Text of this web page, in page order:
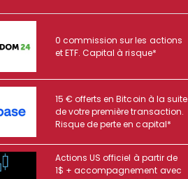
0 commission sur les actions
et ETF. Capital à risque*
15 € offerts en Bitcoin à la suite
de votre première transaction.
Risque de perte en capital*
Actions US officiel à partir de
1$ + accompagnement avec